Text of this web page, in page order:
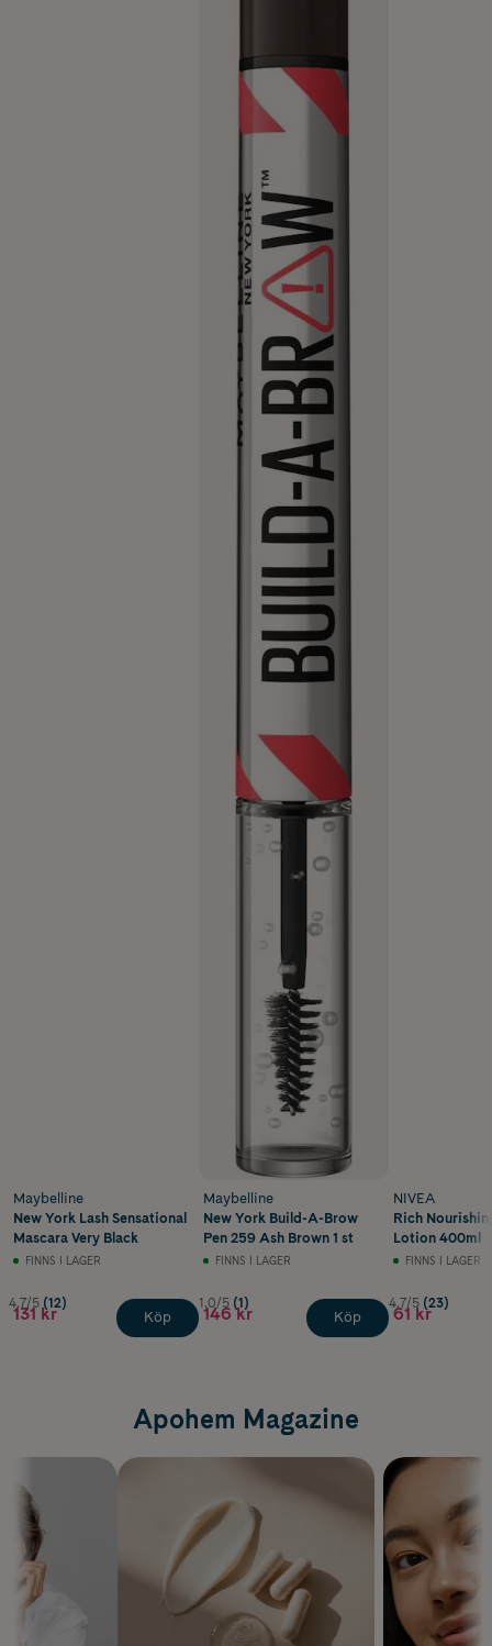
Maybelline
New York Lash Sensational
Mascara Very Black
FINNS I LAGER
4.7/5 (12)
131 kr Köp
Maybelline
New York Build-A-Brow
Pen 259 Ash Brown 1 st
FINNS I LAGER
1.0/5 (1)
146 kr Köp
NIVEA
Rich
Lotion 400ml
FINNS I LAGER
4.7/5 (23)
61 kr
Apohem Magazine